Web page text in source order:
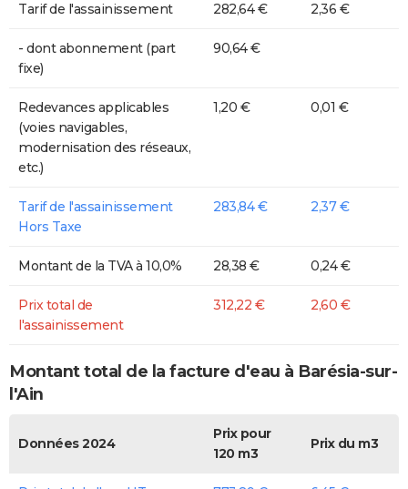
Tarif de l'assainissement 282,64 € 2,36 €
- dont abonnement (part
fixe)
90,64 €
Redevances applicables
(voies navigables,
modernisation des réseaux,
etc.)
1,20 € 0,01 €
Tarif de l'assainissement
Hors Taxe
283,84 € 2,37 €
Montant de la TVA à 10,0% 28,38 € 0,24 €
Prix total de
l'assainissement
312,22 € 2,60 €
Montant total de la facture d'eau à Barésia-sur-
l'Ain
Données 2024
Prix pour
120 m3
Prix du m3